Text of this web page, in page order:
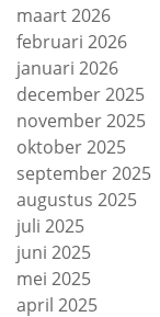
maart 2026
februari 2026
januari 2026
december 2025
november 2025
oktober 2025
september 2025
augustus 2025
juli 2025
juni 2025
mei 2025
april 2025